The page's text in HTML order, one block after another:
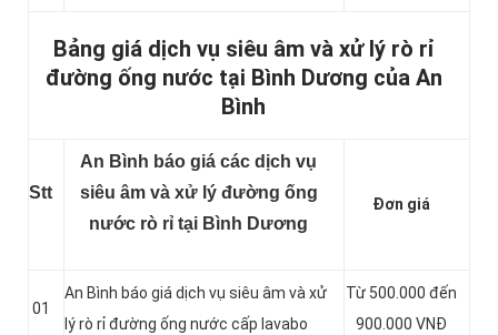
Bảng giá dịch vụ siêu âm và xử lý rò rỉ
đường ống nước tại Bình Dương của An
Bình
Stt
An Bình báo giá các dịch vụ
siêu âm và xử lý đường ống
nước rò rỉ tại Bình Dương
Đơn giá
01
An Bình báo giá dịch vụ siêu âm và xử
lý rò rỉ đường ống nước cấp lavabo
Từ 500.000 đến
900.000 VNĐ